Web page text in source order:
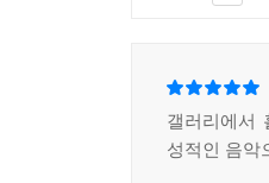
갤러리에서
성적인 음악